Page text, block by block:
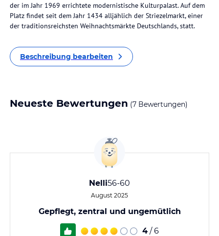
der im Jahr 1969 errichtete modernistische Kulturpalast. Auf dem
Platz findet seit dem Jahr 1434 alljählich der Striezelmarkt, einer
der traditionsreichsten Weihnachtsmärkte Deutschlands, statt.
Beschreibung bearbeiten
Neueste Bewertungen (7 Bewertungen)
Nelli56-60
August 2025
Gepflegt, zentral und ungemütlich
4 / 6